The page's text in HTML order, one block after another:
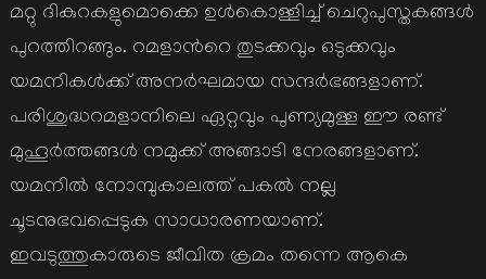
മറ്റു ദികുറകളുമൊക്കെ ഉള്‍കൊള്ളിച്ച് ചെറുപുസ്തകങ്ങള്‍
പുറത്തിറങ്ങും. റമളാന്‍റെ തുടക്കവും ഒടുക്കവും
യമനികള്‍ക്ക് അനര്‍ഘമായ സന്ദര്‍ഭങ്ങളാണ്.
പരിശുദ്ധറമളാനിലെ ഏറ്റവും പുണ്യമുള്ള ഈ രണ്ട്
മുഹൂര്‍ത്തങ്ങള്‍ നമുക്ക് അങ്ങാടി നേരങ്ങളാണ്.
യമനില്‍ നോമ്പുകാലത്ത് പകല്‍ നല്ല
ചൂടനുഭവപ്പെടുക സാധാരണയാണ്.
ഇവടുത്തുകാരുടെ ജീവിത ക്രമം തന്നെ ആകെ